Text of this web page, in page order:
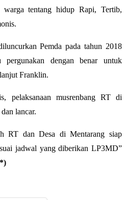
warga tentang hidup Rapi, Tertib,
Pemda pada tahun 2018
dengan benar untuk
Franklin.
pelaksanaan musrenbang RT di
lancar.
RT dan Desa di Mentarang siap
jadwal yang diberikan LP3MD”